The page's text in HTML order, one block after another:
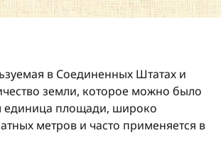
в Соединенных Штатах и
земли, которое можно было
единица площади, широко
метров и часто применяется в